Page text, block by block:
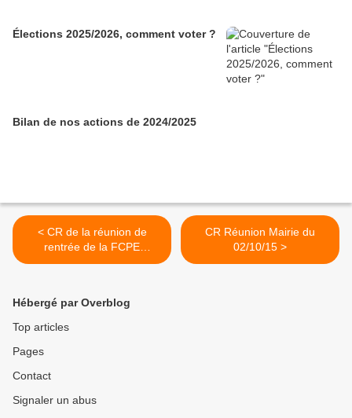
Élections 2025/2026, comment voter ?
Bilan de nos actions de 2024/2025
< CR de la réunion de
rentrée de la FCPE
(16/09/15)
CR Réunion Mairie du
02/10/15 >
Hébergé par Overblog
Top articles
Pages
Contact
Signaler un abus